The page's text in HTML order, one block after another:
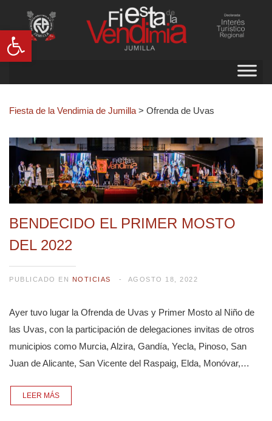
Abrir barra de herramientas
Fiesta de la Vendimia de Jumilla > Ofrenda de Uvas
BENDECIDO EL PRIMER MOSTO
DEL 2022
PUBLICADO EN NOTICIAS AGOSTO 18, 2022
Ayer tuvo lugar la Ofrenda de Uvas y Primer Mosto al Niño de
las Uvas, con la participación de delegaciones invitas de otros
municipios como Murcia, Alzira, Gandía, Yecla, Pinoso, San
Juan de Alicante, San Vicente del Raspaig, Elda, Monóvar,…
LEER MÁS